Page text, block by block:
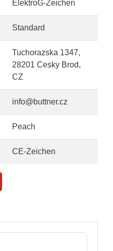
ElektroG-Zeichen
Standard
Tuchorazska 1347,
28201 Cesky Brod,
CZ
info@buttner.cz
Peach
CE-Zeichen